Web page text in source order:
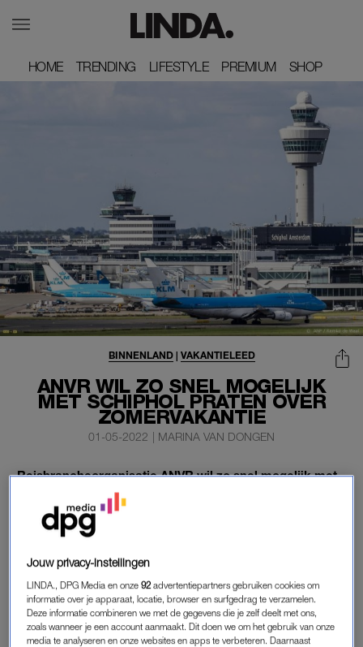
HOME
HOME TRENDING
TRENDING LIFESTYLE
LIFESTYLE PREMIUM
PREMIUM SHOP
SHOP
ANVR WIL ZO SNEL MOGELIJK
MET SCHIPHOL PRATEN OVER
ZOMERVAKANTIE
BINNENLAND| VAKANTIELEED
01-05-2022 | MARINA VAN DONGEN
Reisbrancheorganisatie ANVR wil zo snel mogelijk met
Schiphol om de tafel om te spreken over de problemen
die er op de luchthaven zijn en over hoe de
zomervakantie wél vlekkeloos kan verlopen.
Er staat een gesprek op de planning voor na de meivakantie.
ANVR
Jouw privacy-instellingen
LINDA., DPG Media en onze92 advertentiepartners gebruiken cookies om
informatie over je apparaat, locatie, browser en surfgedrag te verzamelen.
Deze informatie combineren we met de gegevens die je zelf deelt met ons,
zoals wanneer je een account aanmaakt. Dit doen we om het gebruik van onze
media te analyseren en onze websites en apps te verbeteren. Daarnaast